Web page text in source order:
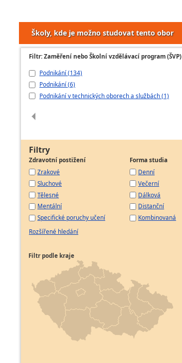
Školy, kde je možno studovat tento obor
Filtr: Zaměření nebo Školní vzdělávací program (ŠVP)
Podnikání (134)
Podnikání (6)
Podnikání v technických oborech a službách (1)
Filtry
Zdravotní postižení
Zrakové
Sluchové
Tělesné
Mentální
Specifické poruchy učení
Forma studia
Denní
Večerní
Dálková
Distanční
Kombinovaná
Rozšířené hledání
Filtr podle kraje